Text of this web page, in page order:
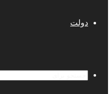
دولت